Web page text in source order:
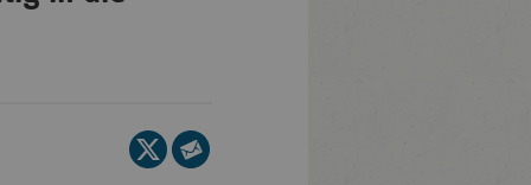
Seite
auf